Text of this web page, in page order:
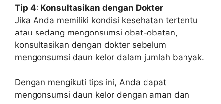
Tip 4: Konsultasikan dengan Dokter
Jika Anda memiliki kondisi kesehatan tertentu
atau sedang mengonsumsi obat-obatan,
konsultasikan dengan dokter sebelum
mengonsumsi daun kelor dalam jumlah banyak.
Dengan mengikuti tips ini, Anda dapat
mengonsumsi daun kelor dengan aman dan